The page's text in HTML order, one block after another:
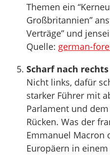
Themen ein
Großbritannien”
Verträge” und
Quelle: german-
Scharf nach rechts
Nicht links, dafür
starker Führer mit
Parlament und
Rücken. Was der
Emmanuel Macron
Europäern in